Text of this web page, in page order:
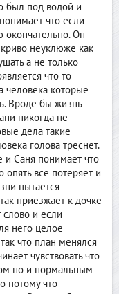
был под водой и
что если
окончательно. Он
неуклюже как
а не только
что то
человека которые
Вроде бы жизнь
никогда не
дела такие
голова треснет.
и Саня понимает что
опять все потеряет и
пытается
приезжает к дочке
и если
него целое
что план менялся
чувствовать что
но и нормальным
потому что